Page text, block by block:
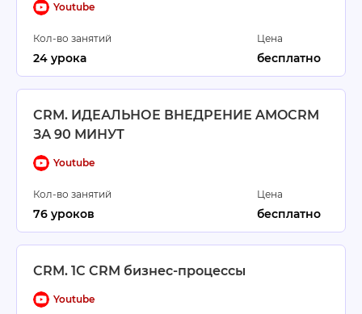
Youtube
Кол-во занятий
24 урока
Цена
бесплатно
CRM. ИДЕАЛЬНОЕ ВНЕДРЕНИЕ AMOCRM
ЗА 90 МИНУТ
Youtube
Кол-во занятий
76 уроков
Цена
бесплатно
CRM. 1С CRM бизнес-процессы
Youtube